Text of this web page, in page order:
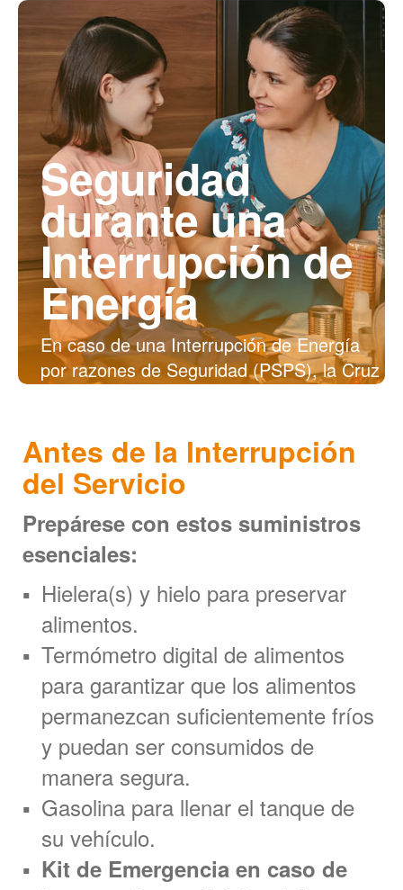
Seguridad
durante una
Interrupción de
Energía
En caso de una Interrupción de Energía
por razones de Seguridad (PSPS), la Cruz
proteger su propiedad, y reducir el nivel de
estrés.
Antes de la Interrupción
del Servicio
Prepárese con estos suministros
esenciales:
Hielera(s) y hielo para preservar
alimentos.
Termómetro digital de alimentos
para garantizar que los alimentos
permanezcan suficientemente fríos
y puedan ser consumidos de
manera segura.
Gasolina para llenar el tanque de
su vehículo.
Kit de Emergencia en caso de